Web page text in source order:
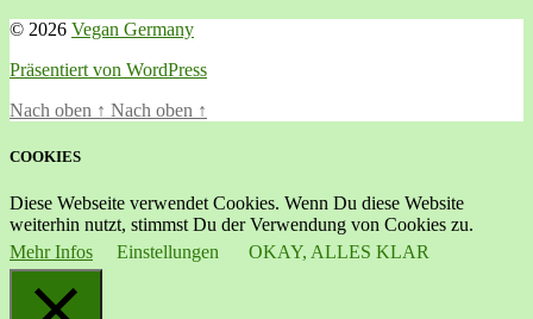
© 2026 Vegan Germany
Präsentiert von WordPress
Nach oben ↑ Nach oben ↑
COOKIES
Diese Webseite verwendet Cookies. Wenn Du diese Website
weiterhin nutzt, stimmst Du der Verwendung von Cookies zu.
Mehr Infos
Einstellungen OKAY, ALLES KLAR